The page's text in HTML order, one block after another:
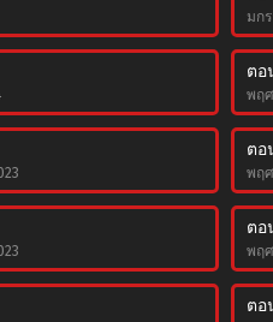
มก
ตอ
พฤ
ตอ
พฤ
ตอ
พฤ
ตอ